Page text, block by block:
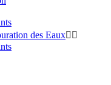
des Eaux 